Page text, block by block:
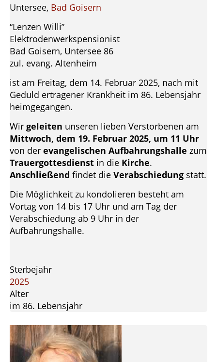
Untersee, Bad Goisern
“Lenzen Willi”
Elektrodenwerkspensionist
Bad Goisern, Untersee 86
zul. evang. Altenheim
ist am Freitag, dem 14. Februar 2025, nach mit
Geduld ertragener Krankheit im 86. Lebensjahr
heimgegangen.
Wir geleiten unseren lieben Verstorbenen am
Mittwoch, dem 19. Februar 2025, um 11 Uhr
von der evangelischen Aufbahrungshalle zum
Trauergottesdienst in die Kirche.
Anschließend findet die Verabschiedung statt.
Die Möglichkeit zu kondolieren besteht am
Vortag von 14 bis 17 Uhr und am Tag der
Verabschiedung ab 9 Uhr in der
Aufbahrungshalle.
Sterbejahr
2025
Alter
im 86. Lebensjahr